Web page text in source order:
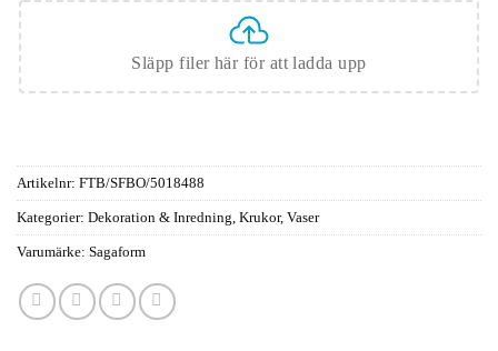
Släpp filer här för att ladda upp
Artikelnr: FTB/SFBO/5018488
Kategorier: Dekoration & Inredning, Krukor, Vaser
Varumärke: Sagaform